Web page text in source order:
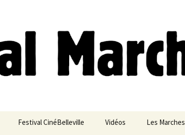
Festival CinéBelleville Vidéos Les Marches